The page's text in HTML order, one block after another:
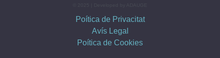
Poítica de Privacitat
Avís Legal
Poítica de Cookies